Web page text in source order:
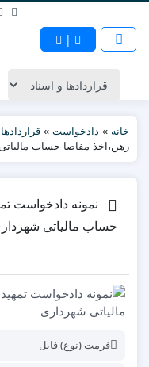
|
خانه » دادخواست » قراردادها
رهن،اخذ مفاصا حساب
نمونه دادخواست
حساب مالیاتی
فرمت (نوع) فایل